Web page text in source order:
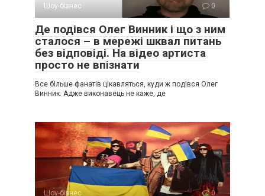
Шоу-бізнес 0
Де подівся Олег Винник і що з ним
сталося – в мережі шквал питань
без відповіді. На відео артиста
просто не впізнати
Все більше фанатів цікавляться, куди ж подівся Олег
Винник. Адже виконавець не каже, де
Шоу-бізнес 0